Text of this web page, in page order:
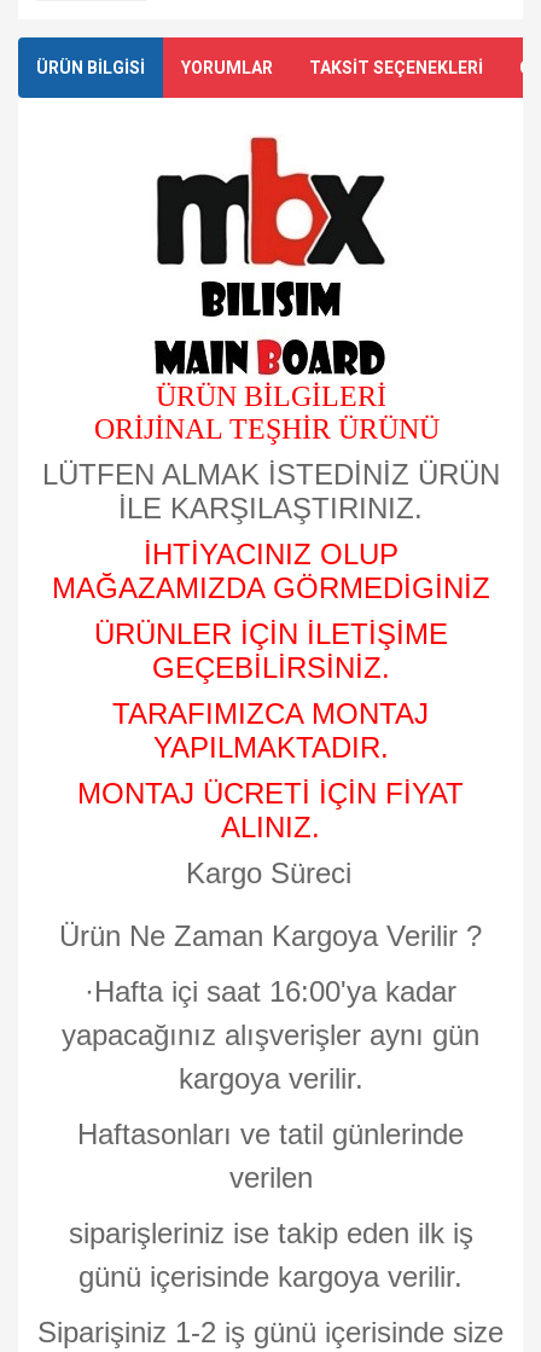
ÜRÜN BİLGİSİ YORUMLAR TAKSİT SEÇENEKLERİ
ÜRÜN BİLGİLERİ
ORİJİNAL TEŞHİR ÜRÜNÜ
LÜTFEN ALMAK İSTEDİNİZ ÜRÜN
İLE KARŞILAŞTIRINIZ.
İHTİYACINIZ OLUP
MAĞAZAMIZDA GÖRMEDİGİNİZ
ÜRÜNLER İÇİN İLETİŞİME
GEÇEBİLİRSİNİZ.
TARAFIMIZCA MONTAJ
YAPILMAKTADIR.
MONTAJ ÜCRETİ İÇİN FİYAT
ALINIZ.
Kargo Süreci
Ürün Ne Zaman Kargoya Verilir ?
·Hafta içi saat 16:00'ya kadar
yapacağınız alışverişler aynı gün
kargoya verilir.
Haftasonları ve tatil günlerinde
verilen
siparişleriniz ise takip eden ilk iş
günü içerisinde kargoya verilir.
Siparişiniz 1-2 iş günü içerisinde size